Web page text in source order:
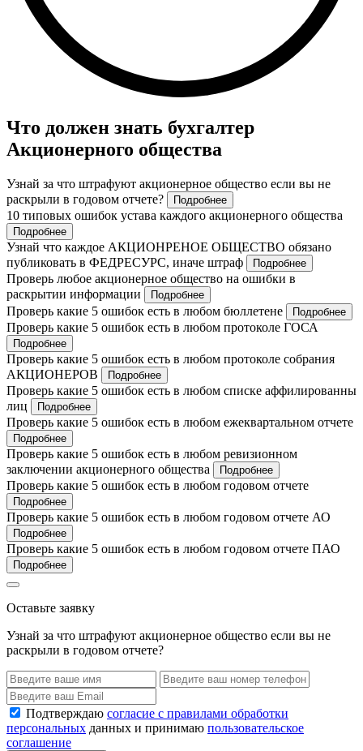
Что должен знать бухгалтер
Акционерного общества
Узнай за что штрафуют акционерное общество если вы не
раскрыли в годовом отчете?
Подробнее
10 типовых ошибок устава каждого акционерного общества
Подробнее
Узнай что каждое АКЦИОНРЕНОЕ ОБЩЕСТВО обязано
публиковать в ФЕДРЕСУРС, иначе штраф
Подробнее
Проверь любое акционерное общество на ошибки в
раскрытии информации
Подробнее
Проверь какие 5 ошибок есть в любом бюллетене Подробнее
Проверь какие 5 ошибок есть в любом протоколе ГОСА
Подробнее
Проверь какие 5 ошибок есть в любом протоколе собрания
АКЦИОНЕРОВ
Подробнее
Проверь какие 5 ошибок есть в любом списке аффилированны
лиц
Подробнее
Проверь какие 5 ошибок есть в любом ежеквартальном отчете
Подробнее
Проверь какие 5 ошибок есть в любом ревизионном
заключении акционерного общества
Подробнее
Проверь какие 5 ошибок есть в любом годовом отчете
Подробнее
Проверь какие 5 ошибок есть в любом годовом отчете АО
Подробнее
Проверь какие 5 ошибок есть в любом годовом отчете ПАО
Подробнее
Оставьте заявку
Узнай за что штрафуют акционерное общество если вы не
раскрыли в годовом отчете?
Подтверждаю согласие с правилами обработки
персональных данных и принимаю пользовательское
соглашение